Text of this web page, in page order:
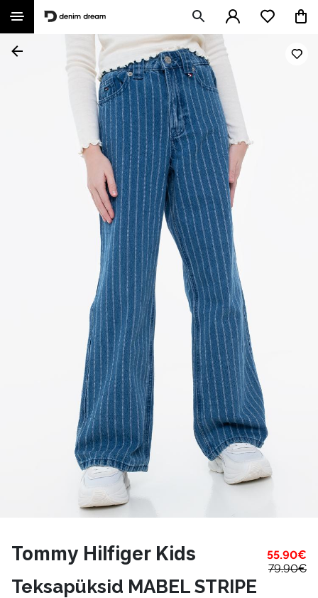
Tommy Hilfiger Kids 55.90€
79.90€
Teksapüksid MABEL STRIPE